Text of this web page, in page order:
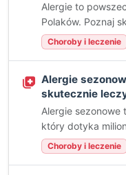
Alergie to
Polaków. Poznaj
Choroby i leczenie
Alergie
skutecznie
Alergie
który dotyka
Choroby i leczenie